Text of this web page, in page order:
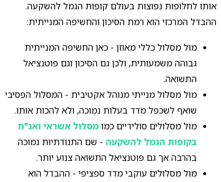
אותו לחלופות נפוצות בעולם קופות הגמל להשקעה.
ההבדל המרכזי הוא רמת הסיכון והחשיפה המנייתית:
מול מסלול כללי מאוזן - כאן החשיפה המנייתית
גבוהה משמעותית, ולכן גם הסיכון וגם פוטנציאל
התשואה.
מול מסלול מנייתי מנוהל אקטיבית - המסלול הפסיבי
שואף לשכפל מדד בעלות נמוכה, ולא להכות אותו.
מול מסלולים סולידיים כמו מסלול אשראי ואג"ח
בקופות הגמל להשקעה- שם התנודתיות נמוכה
בהרבה אך גם פוטנציאל התשואה צנוע יותר.
מול מסלולים עוקבי מדד ספציפי - ההבדל הוא